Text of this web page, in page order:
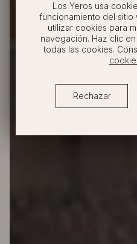
Los Yeros usa
funcionamiento del sitio
utilizar cookies para
navegación. Haz clic
todas las cookies.
Rechazar